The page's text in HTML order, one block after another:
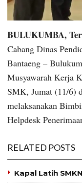
BULUKUMBA,
Cabang Dinas
Bantaeng –
Musyawarah Kerja
SMK, Jumat (11/6)
melaksanakan
Helpdesk
RELATED POSTS
Kapal Latih